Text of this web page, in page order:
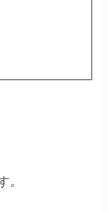
。